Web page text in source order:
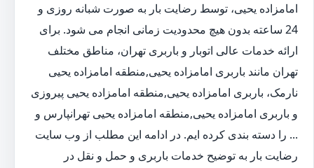
امامزاده یحیی، توسط رضایت بار به صورت شبانه روزی و
24 ساعته بدون هیچ محدودیت زمانی انجام می شود. برای
ارائه خدمات عالی اتوبار و باربری تهران، مناطق مختلف
تهران مانند باربری امامزاده یحیی,منطقه امامزاده یحیی
نارمک، باربری امامزاده یحیی,منطقه امامزاده یحیی پیروزی
و باربری امامزاده یحیی,منطقه امامزاده یحیی تهرانپارس و
... را دسته بندی کرده ایم. در ادامه این مطلب از وب سایت
رضایت بار به توضیح خدمات باربری و حمل و نقل در